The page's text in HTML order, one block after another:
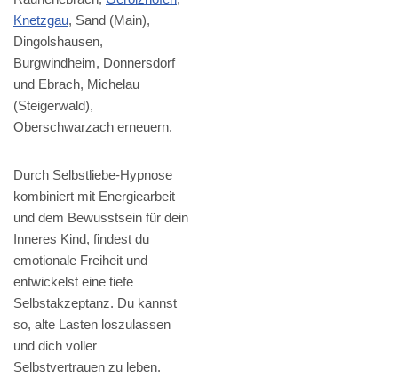
Knetzgau, Sand (Main),
Dingolshausen,
Burgwindheim, Donnersdorf
und Ebrach, Michelau
(Steigerwald),
Oberschwarzach erneuern.
Durch Selbstliebe-Hypnose
kombiniert mit Energiearbeit
und dem Bewusstsein für dein
Inneres Kind, findest du
emotionale Freiheit und
entwickelst eine tiefe
Selbstakzeptanz. Du kannst
so, alte Lasten loszulassen
und dich voller
Selbstvertrauen zu leben.